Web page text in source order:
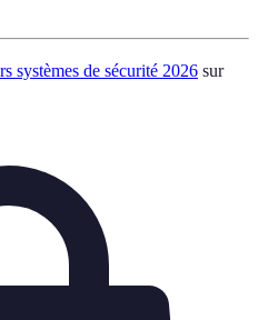
systèmes de sécurité 2026 sur